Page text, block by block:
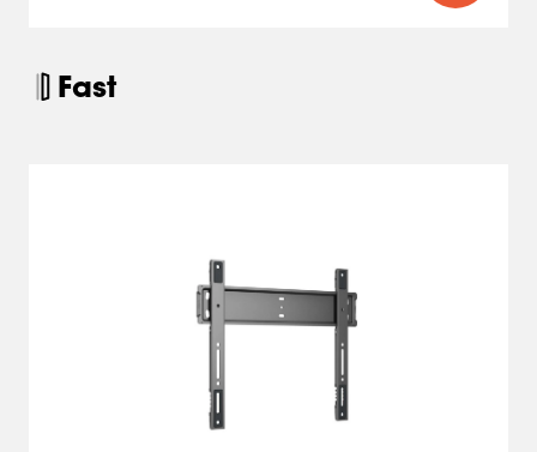
Fast